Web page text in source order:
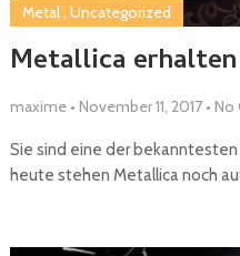
Metallica
Metal, Uncategorized
maxime • November 11, 2017• No
Sie sind eine der
heute stehen Metallica noch